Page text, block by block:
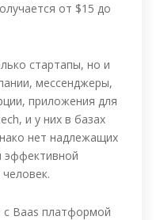
от $15 до
стартапы, но и
мессенджеры,
приложения для
и у них в базах
нет надлежащих
эффективной
с Baas платформой